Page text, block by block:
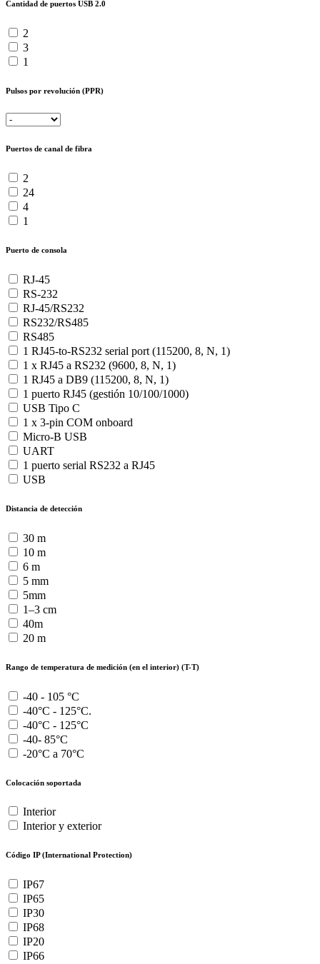
Cantidad de puertos USB 2.0
2
3
1
Pulsos por revolución (PPR)
Puertos de canal de fibra
2
24
4
1
Puerto de consola
RJ-45
RS-232
RJ-45/RS232
RS232/RS485
RS485
1 RJ45-to-RS232 serial port (115200, 8, N, 1)
1 x RJ45 a RS232 (9600, 8, N, 1)
1 RJ45 a DB9 (115200, 8, N, 1)
1 puerto RJ45 (gestión 10/100/1000)
USB Tipo C
1 x 3-pin COM onboard
Micro-B USB
UART
1 puerto serial RS232 a RJ45
USB
Distancia de detección
30 m
10 m
6 m
5 mm
5mm
1–3 cm
40m
20 m
Rango de temperatura de medición (en el interior) (T-T)
-40 - 105 °C
-40°C - 125°C.
-40°C - 125°C
-40- 85°C
-20°C a 70°C
Colocación soportada
Interior
Interior y exterior
Código IP (International Protection)
IP67
IP65
IP30
IP68
IP20
IP66